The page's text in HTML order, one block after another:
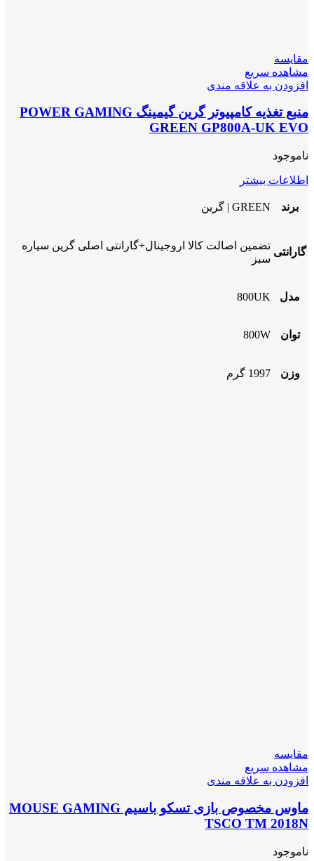
مقایسه
مشاهده سریع
افزودن به علاقه مندی
منبع تغذیه کامپیوتر گرین گیمینگ POWER GAMING
GREEN GP800A-UK EVO
ناموجود
اطلاعات بیشتر
برند GREEN | گرین
گارانتی
تضمین اصالت کالا اروجینال+گارانتی اصلی گرین سیاره
سبز
مدل 800UK
توان 800W
وزن 1997 گرم
مقایسه
مشاهده سریع
افزودن به علاقه مندی
ماوس مخصوص بازی تسکو باسیم MOUSE GAMING
TSCO TM 2018N
ناموجود